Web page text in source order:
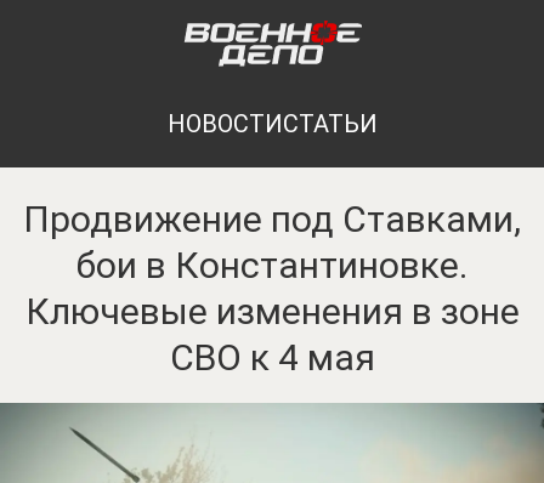
НОВОСТИСТАТЬИ
Продвижение под Ставками,
бои в Константиновке.
Ключевые изменения в зоне
СВО к 4 мая